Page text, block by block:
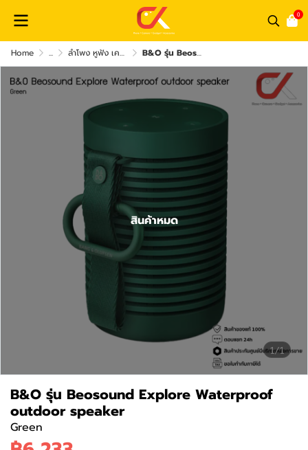
0
Home ... ลำโพง หูฟัง เครื่องเสียง และ อุปกรณ์เสริม B&O รุ่น Beosound Explore Waterproof outdoor speaker
1/1
สินค้าหมด
B&O รุ่น Beosound Explore Waterproof
outdoor speaker
Green